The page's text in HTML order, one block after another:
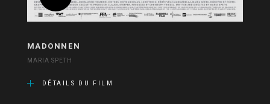
MADONNEN
MARIA SPETH
DÉTAILS DU FILM